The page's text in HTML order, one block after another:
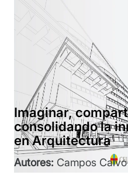
Imaginar,
consolidando la
en Arquitectura
Autores: Campos